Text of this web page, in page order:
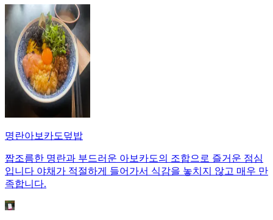
명란아보카도덮밥
짭조름한 명란과 부드러운 아보카도의 조합으로 즐거운 점심
입니다 야채가 적절하게 들어가서 식감을 놓치지 않고 매우 만
족합니다.